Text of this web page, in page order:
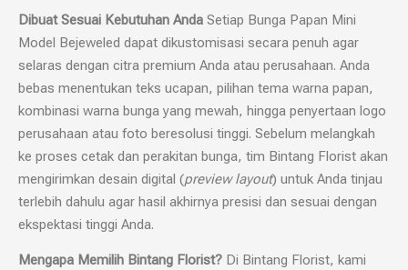
Dibuat Sesuai Kebutuhan Anda Setiap Bunga Papan Mini
Model Bejeweled dapat dikustomisasi secara penuh agar
selaras dengan citra premium Anda atau perusahaan. Anda
bebas menentukan teks ucapan, pilihan tema warna papan,
kombinasi warna bunga yang mewah, hingga penyertaan logo
perusahaan atau foto beresolusi tinggi. Sebelum melangkah
ke proses cetak dan perakitan bunga, tim Bintang Florist akan
mengirimkan desain digital (preview layout) untuk Anda tinjau
terlebih dahulu agar hasil akhirnya presisi dan sesuai dengan
ekspektasi tinggi Anda.
Mengapa Memilih Bintang Florist? Di Bintang Florist, kami